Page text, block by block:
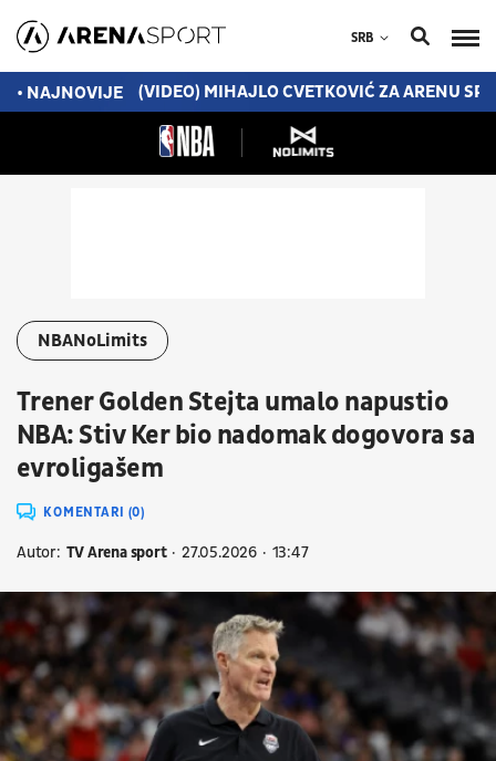
SRB
• NAJNOVIJE
ŠALIO SAM SE! (VIDEO) MIHAJLO CVETKOVIĆ ZA ARENU
NBANoLimits
Trener Golden Stejta umalo napustio
NBA: Stiv Ker bio nadomak dogovora sa
evroligašem
KOMENTARI (0)
Autor: TV Arena sport 27.05.2026 13:47